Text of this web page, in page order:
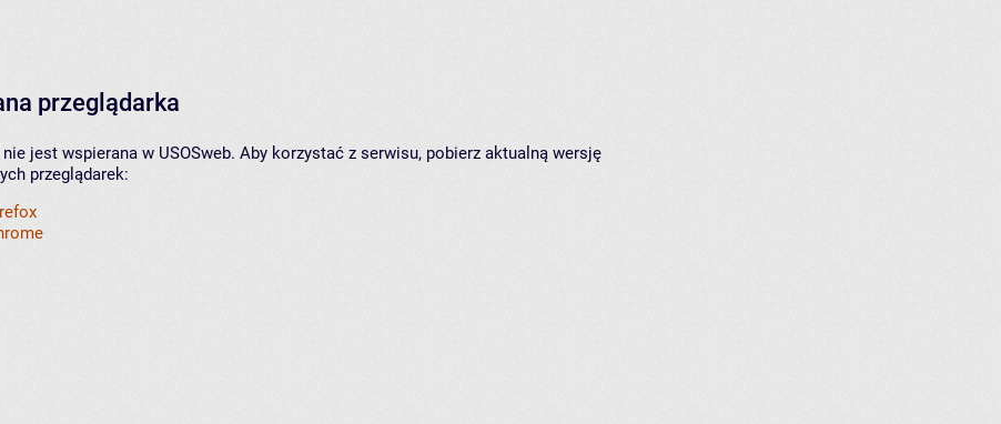
przeglądarka
jest wspierana w USOSweb. Aby korzystać z serwisu, pobierz aktualną wersję
przeglądarek: